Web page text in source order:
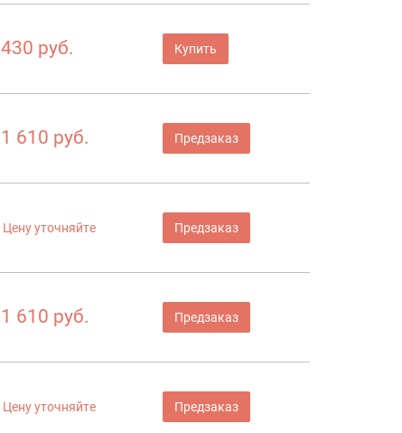
430 руб. Купить
1 610 руб. Предзаказ
Цену уточняйте Предзаказ
1 610 руб. Предзаказ
Цену уточняйте Предзаказ